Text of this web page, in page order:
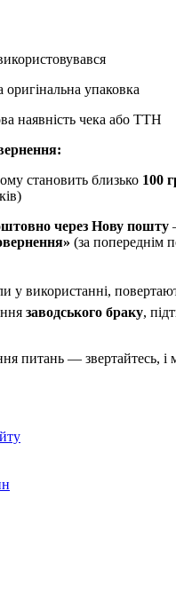
оригінальна упаковка
наявність чека або ТТН
становить близько 100
через Нову пошту
(за попереднім
у використанні,
заводського браку,
питань — звертайтесь, і